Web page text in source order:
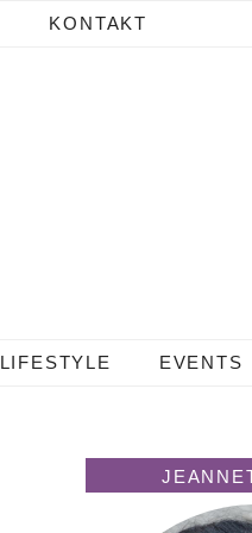
KONTAKT
LIFESTYLE EVENTS